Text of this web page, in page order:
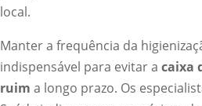
local.
Manter a frequência da
indispensável para evitar a caixa
ruim a longo prazo. Os